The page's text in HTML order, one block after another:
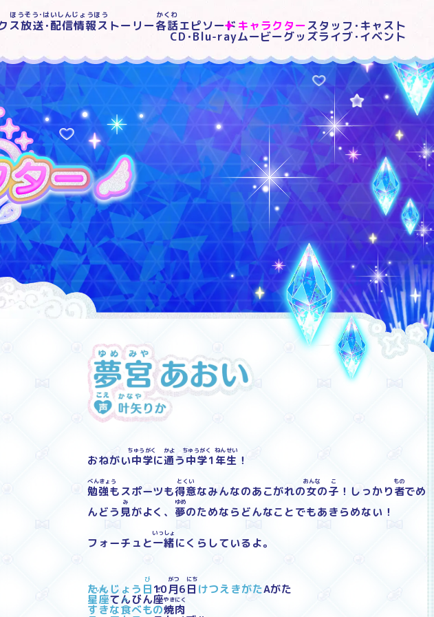
ス放送･配信情報
ほうそう･はいしんじょうほう
ストーリー各話
かくわ
エピソードキャラクタースタッフ･キャスト
CD･Blu-rayムービーグッズライブ･イベント
おねがい中学
ちゅうがく
に通
かよ
う中学
ちゅうがく
1 年生
ねんせい
！
勉強
べんきょう
もスポーツも得意
とくい
なみんなのあこがれの女
おんな
の子
こ
！しっかり者
もの
でめ
んどう見
み
がよく、 夢
ゆめ
のためならどんなことでもあきらめない！
フォーチュと一緒
いっしょ
にくらしているよ。
たんじょう 日
び
10月
がつ
6日
にち
けつえきがたAがた
星座
せいざ
てんびん座
ざ
すきな食
た
べもの焼肉
やきにく